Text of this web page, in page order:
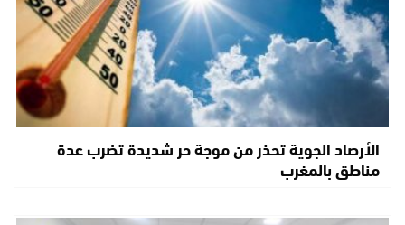
الأرصاد الجوية تحذر من موجة حر شديدة تضرب عدة
مناطق بالمغرب